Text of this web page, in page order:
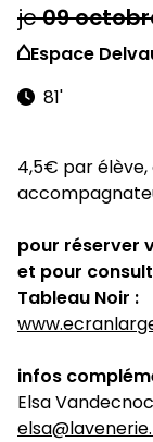
je09
Espace
81'
4,5€ par
pour réserver
et pour
Tableau Noir :
infos
Elsa